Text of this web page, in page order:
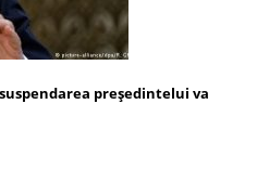
președintelui va